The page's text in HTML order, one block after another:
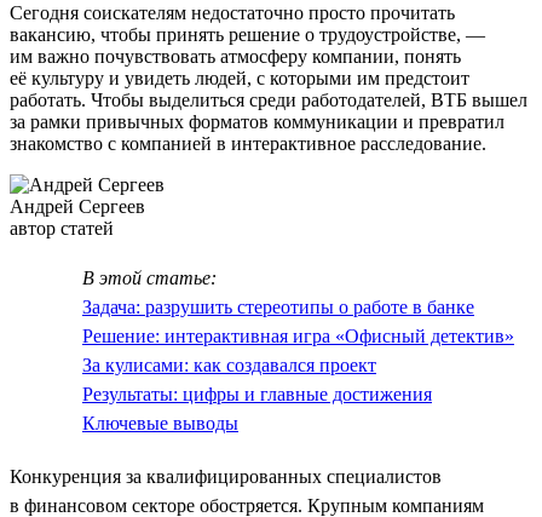
Сегодня соискателям недостаточно просто прочитать
вакансию, чтобы принять решение о трудоустройстве, —
им важно почувствовать атмосферу компании, понять
её культуру и увидеть людей, с которыми им предстоит
работать. Чтобы выделиться среди работодателей, ВТБ вышел
за рамки привычных форматов коммуникации и превратил
знакомство с компанией в интерактивное расследование.
Андрей Сергеев
автор статей
В этой статье:
Задача: разрушить стереотипы о работе в банке
Решение: интерактивная игра «Офисный детектив»
За кулисами: как создавался проект
Результаты: цифры и главные достижения
Ключевые выводы
Конкуренция за квалифицированных специалистов
в финансовом секторе обостряется. Крупным компаниям